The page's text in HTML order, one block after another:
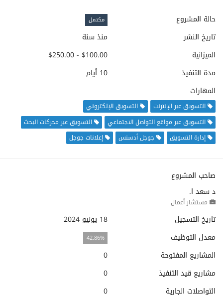
حالة المشروع مكتمل
تاريخ النشر
منذ سنة
الميزانية
$100.00 - $250.00
مدة التنفيذ
10 أيام
المهارات
التسويق عبر الإنترنت
التسويق الإلكتروني
التسويق عبر مواقع التواصل الاجتماعي
التسويق عبر محركات البحث
إدارة التسويق
جوجل أدسنس إعلانات جوجل
صاحب المشروع
د سعد ا.
مستشار أعمال
تاريخ التسجيل
18 يونيو 2024
معدل التوظيف
42.86%
المشاريع المفتوحة
0
مشاريع قيد التنفيذ
0
التواصلات الجارية
0